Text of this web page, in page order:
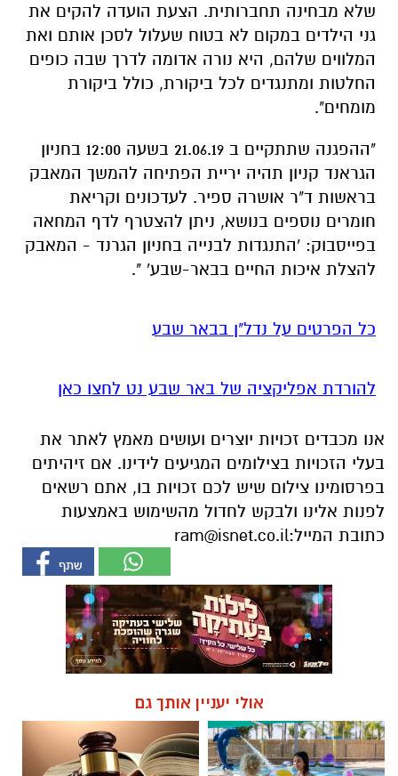
שלא מבחינה תחברותית. הצעת הועדה להקים את
גני הילדים במקום לא בטוח שעלול לסכן אותם ואת
המלווים שלהם, היא נורה אדומה לדרך שבה כופים
החלטות ומתנגדים לכל ביקורת, כולל ביקורת
מומחים".
"ההפגנה שתתקיים ב 21.06.19 בשעה 12:00 בחניון
הגראנד קניון תהיה יריית הפתיחה להמשך המאבק
בראשות ד"ר אושרה ספיר. לעדכונים וקריאת
חומרים נוספים בנושא, ניתן להצטרף לדף המחאה
בפייסבוק: 'התנגדות לבנייה בחניון הגרנד - המאבק
להצלת איכות החיים בבאר-שבע' ".
כל הפרטים על נדל"ן בבאר שבע
להורדת אפליקציה של באר שבע נט לחצו כאן
אנו מכבדים זכויות יוצרים ועושים מאמץ לאתר את
בעלי הזכויות בצילומים המגיעים לידינו. אם זיהיתים
בפרסומינו צילום שיש לכם זכויות בו, אתם רשאים
לפנות אלינו ולבקש לחדול מהשימוש באמצעות
כתובת המייל:ram@isnet.co.il
אולי יעניין אותך גם